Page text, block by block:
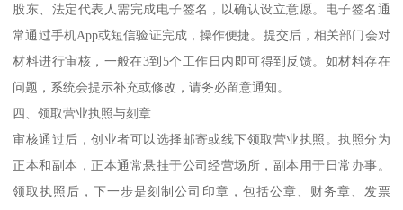
股东、法定代表人需完成电子签名，以确认设立意愿。电子签名通
常通过手机App或短信验证完成，操作便捷。提交后，相关部门会对
材料进行审核，一般在3到5个工作日内即可得到反馈。如材料存在
问题，系统会提示补充或修改，请务必留意通知。
四、领取营业执照与刻章
审核通过后，创业者可以选择邮寄或线下领取营业执照。执照分为
正本和副本，正本通常悬挂于公司经营场所，副本用于日常办事。
领取执照后，下一步是刻制公司印章，包括公章、财务章、发票